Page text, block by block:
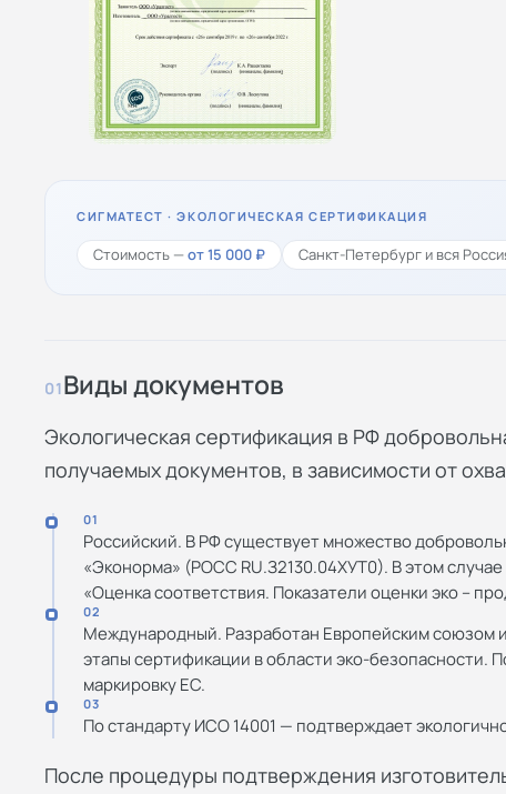
СИГМАТЕСТ · ЭКОЛОГИЧЕСКАЯ СЕРТИФИКАЦИЯ
Стоимость —от 15 000 ₽ Санкт-Петербург и вся
01Виды документов
Экологическая сертификация в РФ
получаемых документов, в зависимости от
01
Российский. В РФ существует множество
«Эконорма» (РОСС RU.З2130.04ХУТ0). В этом
«Оценка соответствия. Показатели оценки эко –
02
Международный. Разработан Европейским союзом
этапы сертификации в области эко-безопасности.
маркировку ЕС.
03
По стандарту ИСО 14001 — подтверждает
После процедуры подтверждения